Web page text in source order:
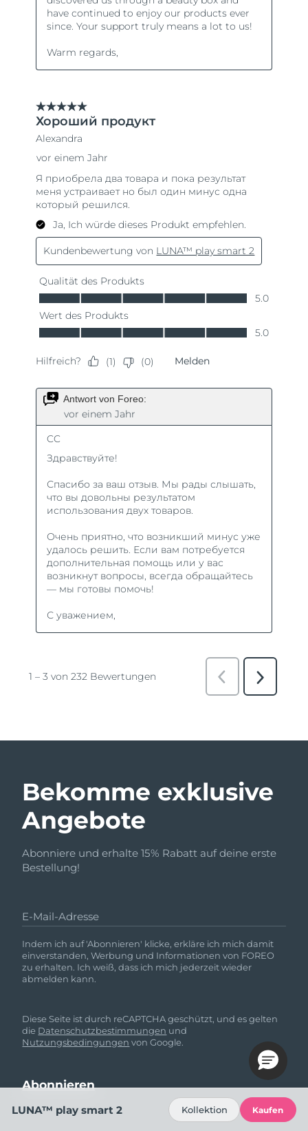
Bekomme exklusive
Angebote
Abonniere und erhalte 15% Rabatt auf deine erste
Bestellung!
E-Mail-Adresse
Indem ich auf 'Abonnieren' klicke, erkläre ich mich damit
einverstanden, Werbung und Informationen von FOREO
zu erhalten. Ich weiß, dass ich mich jederzeit wieder
abmelden kann.
Diese Seite ist durch reCAPTCHA geschützt, und es gelten
die Datenschutzbestimmungen und
Nutzungsbedingungen von Google.
LUNA™ play smart 2 Kollektion Kaufen